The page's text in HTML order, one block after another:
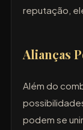
reputação,
Alianças
Além do
podem se